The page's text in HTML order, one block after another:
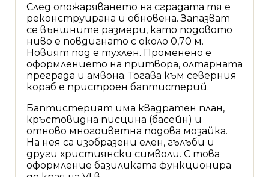
След опожаряването на сградата тя е
реконструирана и обновена. Запазват
се външните размери, като подовото
ниво е повдигнато с около 0,70 м.
Новият под е тухлен. Променено е
оформлението на притвора, олтарната
преграда и амвона. Тогава към северния
кораб е пристроен баптистерий.
Баптистерият има квадратен план,
кръстовидна писцина (басейн) и
отново многоцветна подова мозайка.
На нея са изобразени елен, гълъби и
други християнски символи. С това
оформление базиликата функционира